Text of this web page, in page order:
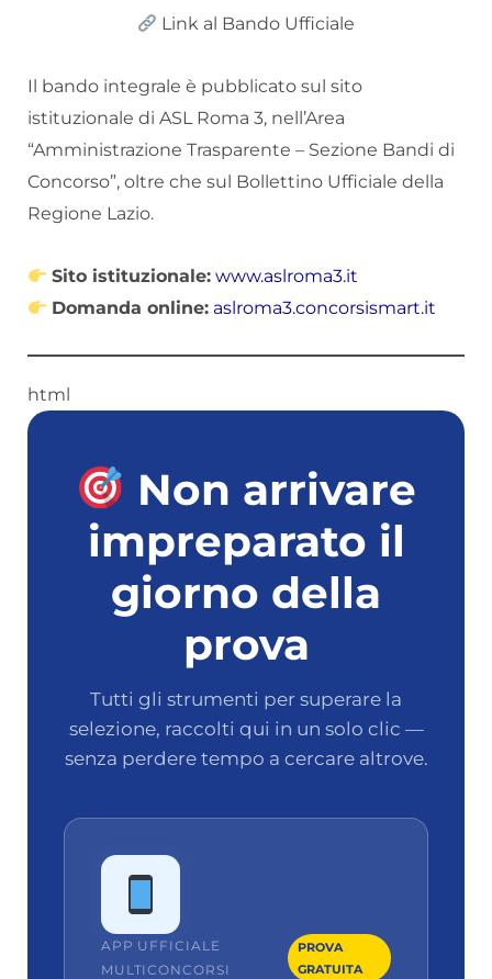
Link al Bando Ufficiale
Il bando integrale è pubblicato sul sito
istituzionale di ASL Roma 3, nell’Area
“Amministrazione Trasparente – Sezione Bandi di
Concorso”, oltre che sul Bollettino Ufficiale della
Regione Lazio.
Sito istituzionale: www.aslroma3.it
Domanda online: aslroma3.concorsismart.it
html
Non arrivare
impreparato il
giorno della
prova
Tutti gli strumenti per superare la
selezione, raccolti qui in un solo clic —
senza perdere tempo a cercare altrove.
APP UFFICIALE
MULTICONCORSI
PROVA
GRATUITA